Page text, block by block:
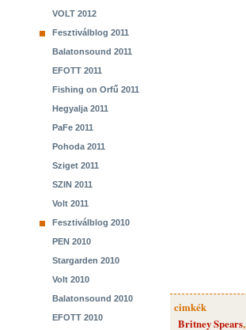
VOLT 2012
Fesztiválblog 2011
Balatonsound 2011
EFOTT 2011
Fishing on Orfű 2011
Hegyalja 2011
PaFe 2011
Pohoda 2011
Sziget 2011
SZIN 2011
Volt 2011
Fesztiválblog 2010
PEN 2010
Stargarden 2010
Volt 2010
Balatonsound 2010
EFOTT 2010
cimkék
Britney Spears,